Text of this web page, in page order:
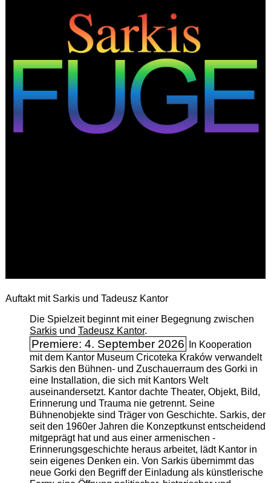
Auftakt mit Sarkis und Tadeusz Kantor
Die Spielzeit beginnt mit einer Begegnung zwischen
Sarkisund Tadeusz Kantor.
Premiere: 4. September 2026
In Kooperation
mit dem Kantor Museum Cricoteka Kraków verwandelt
Sarkis den Bühnen- und Zuschauerraum des Gorki in
eine Installation, die sich mit Kantors Welt
auseinandersetzt. Kantor dachte Theater, Objekt, Bild,
Erinnerung und Trauma nie getrennt. Seine
Bühnenobjekte sind Träger von Geschichte. Sarkis, der
seit den 1960er Jahren die Konzeptkunst entscheidend
mitgeprägt hat und aus einer armenischen ­
Erinnerungsgeschichte heraus arbeitet, lädt Kantor in
sein eigenes Denken ein. Von Sarkis übernimmt das
neue Gorki den Begriff der Einladung als künstlerische